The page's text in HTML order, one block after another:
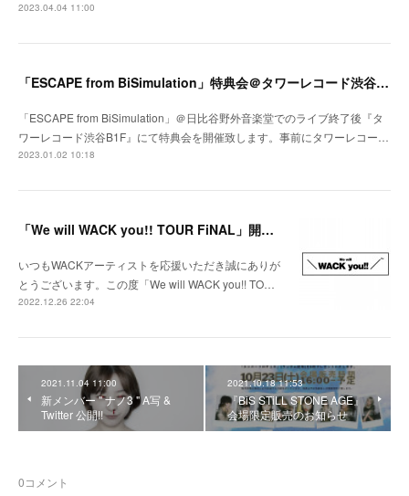
2023.04.04 11:00
「ESCAPE from BiSimulation」特典会＠タワーレコード渋谷B1F開催決定のお知らせ
「ESCAPE from BiSimulation」＠日比谷野外音楽堂でのライブ終了後『タ
ワーレコード渋谷B1F』にて特典会を開催致します。事前にタワーレコー…
2023.01.02 10:18
「We will WACK you!! TOUR FiNAL」開催決定！
いつもWACKアーティストを応援いただき誠にありが
とうございます。この度「We will WACK you!! TO…
2022.12.26 22:04
2021.11.04 11:00
新メンバー " ナノ3 " A写 &
Twitter 公開!!
2021.10.18 11:53
『BiS STiLL STONE AGE』
会場限定販売のお知らせ
0コメント